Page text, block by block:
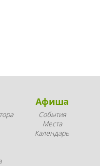
Афиша
События
Места
Календарь